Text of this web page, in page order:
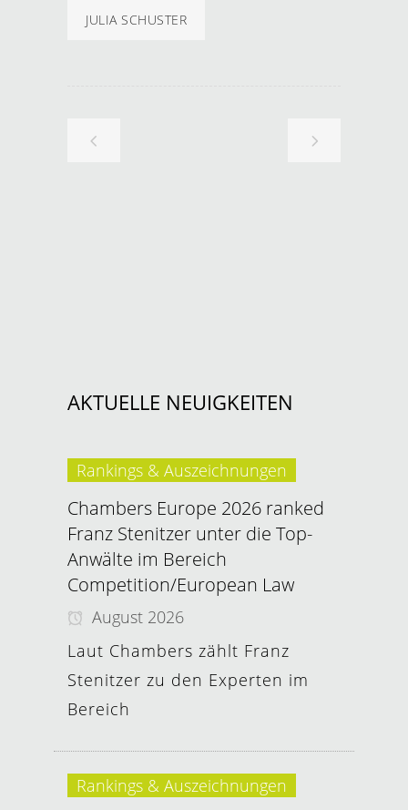
JULIA SCHUSTER
AKTUELLE NEUIGKEITEN
Rankings & Auszeichnungen
Chambers Europe 2026 ranked
Franz Stenitzer unter die Top-
Anwälte im Bereich
Competition/European Law
August 2026
Laut Chambers zählt Franz
Stenitzer zu den Experten im
Bereich
Rankings & Auszeichnungen